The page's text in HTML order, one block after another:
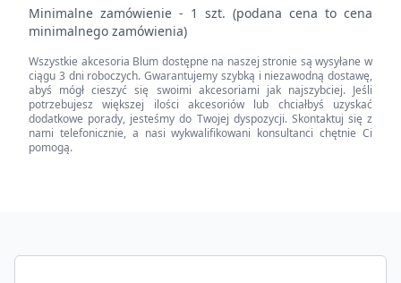
kombi
(częściowe
wypełnienie),
do
szuflady
standardowej
TANDEMBOX,
korpusu
Minimalne zamówienie - 1 szt. (podana cena to cena
minimalnego zamówienia)
Wszystkie akcesoria Blum dostępne na naszej stronie są wysyłane w
ciągu 3 dni roboczych. Gwarantujemy szybką i niezawodną dostawę,
abyś mógł cieszyć się swoimi akcesoriami jak najszybciej. Jeśli
potrzebujesz większej ilości akcesoriów lub chciałbyś uzyskać
dodatkowe porady, jesteśmy do Twojej dyspozycji. Skontaktuj się z
nami telefonicznie, a nasi wykwalifikowani konsultanci chętnie Ci
pomogą.